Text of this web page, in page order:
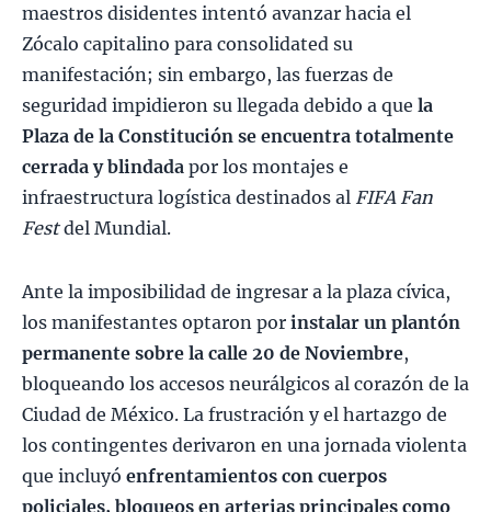
maestros disidentes intentó avanzar hacia el
Zócalo capitalino para consolidated su
manifestación; sin embargo, las fuerzas de
seguridad impidieron su llegada debido a que la
Plaza de la Constitución se encuentra totalmente
cerrada y blindada por los montajes e
infraestructura logística destinados al FIFA Fan
Festdel Mundial.
Ante la imposibilidad de ingresar a la plaza cívica,
los manifestantes optaron por instalar un plantón
permanente sobre la calle 20 de Noviembre,
bloqueando los accesos neurálgicos al corazón de la
Ciudad de México. La frustración y el hartazgo de
los contingentes derivaron en una jornada violenta
que incluyó enfrentamientos con cuerpos
policiales, bloqueos en arterias principales como